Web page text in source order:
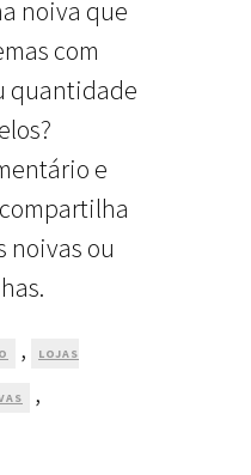
noiva que
com
quantidade
e
noivas ou
, LOJAS
,